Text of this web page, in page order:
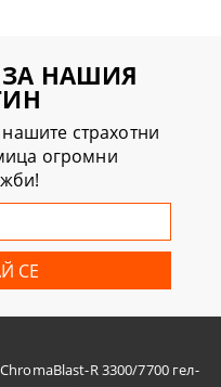
НАШИЯ
страхотни
огромни
ChromaBlast-R 3300/7700 гел-